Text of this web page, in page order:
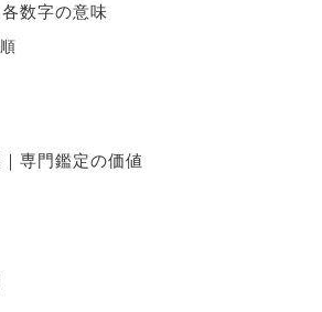
数字の意味
専門鑑定の価値